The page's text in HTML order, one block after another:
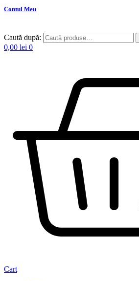
Contul Meu
Caută după:
0,00 lei 0
Cart